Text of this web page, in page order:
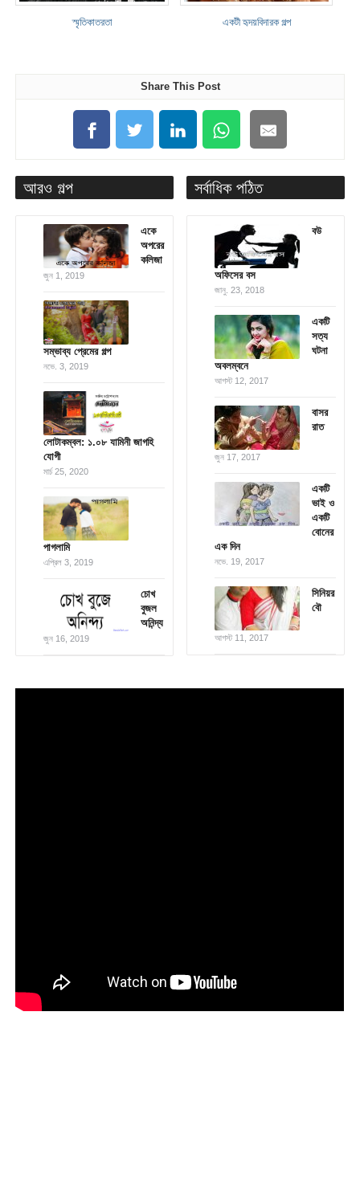
স্মৃতিকাতরতা একটী হৃদয়বিদারক গল্প
Share This Post
আরও গল্প
একে
অপরের
কলিজা
জুন 1, 2019
সম্ভাব্য প্রেমের গল্প
নভে. 3, 2019
লোটাকম্বল: ১.০৮ যামিনী জাগহি
যোগী
মার্চ 25, 2020
পাগলামি
এপ্রিল 3, 2019
চোখ
বুজল
অনিন্দ্য
জুন 16, 2019
সর্বাধিক পঠিত
বউ
অফিসের বস
জানু. 23, 2018
একটি
সত্য
ঘটনা
অবলম্বনে
আগস্ট 12, 2017
বাসর
রাত
জুন 17, 2017
একটি
ভাই ও
একটি
বোনের
এক দিন
নভে. 19, 2017
সিনিয়র
বৌ
আগস্ট 11, 2017